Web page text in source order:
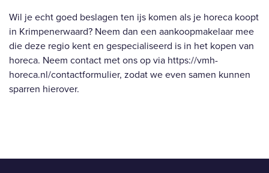
Wil je echt goed beslagen ten ijs komen als je horeca koopt
in Krimpenerwaard? Neem dan een aankoopmakelaar mee
die deze regio kent en gespecialiseerd is in het kopen van
horeca. Neem contact met ons op via https://vmh-
horeca.nl/contactformulier, zodat we even samen kunnen
sparren hierover.